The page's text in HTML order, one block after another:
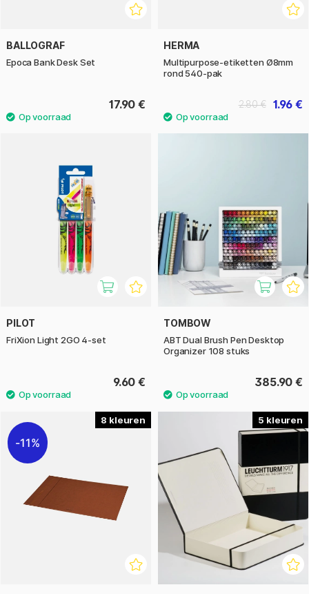
BALLOGRAF
Epoca Bank Desk Set
17.90 €
HERMA
Multipurpose-etiketten Ø8mm
rond 540-pak
1.96 €
2.80 €
PILOT
FriXion Light 2GO 4-set
9.60 €
TOMBOW
ABT Dual Brush Pen Desktop
Organizer 108 stuks
385.90 €
8
11%
5